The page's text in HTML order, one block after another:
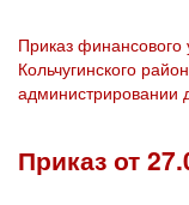
Приказ
Кольчугинского
администрировании
Приказ от